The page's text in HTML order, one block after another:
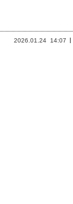
2026.01.24 14:07